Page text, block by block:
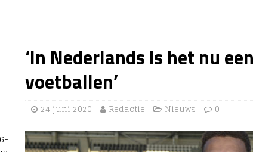
‘In Nederlands is het nu
voetballen’
24 juni 2020 Redactie Nieuws 0